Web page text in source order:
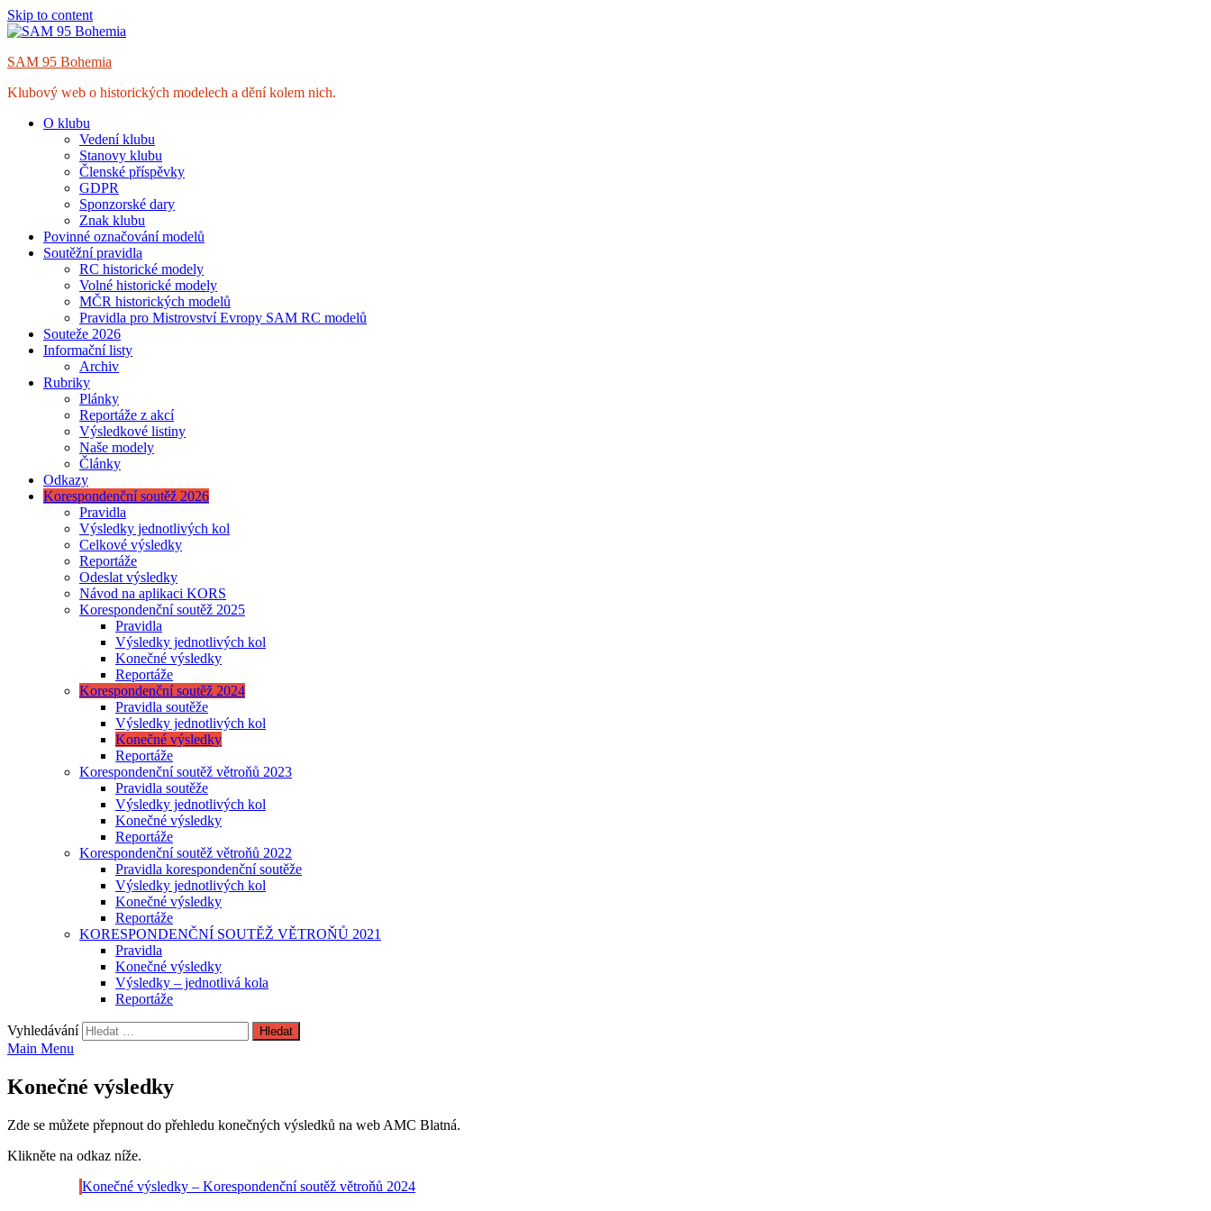
Skip to content
SAM 95 Bohemia
Klubový web o historických modelech a dění kolem nich.
O klubu
Vedení klubu
Stanovy klubu
Členské příspěvky
GDPR
Sponzorské dary
Znak klubu
Povinné označování modelů
Soutěžní pravidla
RC historické modely
Volné historické modely
MČR historických modelů
Pravidla pro Mistrovství Evropy SAM RC modelů
Souteže 2026
Informační listy
Archiv
Rubriky
Plánky
Reportáže z akcí
Výsledkové listiny
Naše modely
Články
Odkazy
Korespondenční soutěž 2026
Pravidla
Výsledky jednotlivých kol
Celkové výsledky
Reportáže
Odeslat výsledky
Návod na aplikaci KORS
Korespondenční soutěž 2025
Pravidla
Výsledky jednotlivých kol
Konečné výsledky
Reportáže
Korespondenční soutěž 2024
Pravidla soutěže
Výsledky jednotlivých kol
Konečné výsledky
Reportáže
Korespondenční soutěž větroňů 2023
Pravidla soutěže
Výsledky jednotlivých kol
Konečné výsledky
Reportáže
Korespondenční soutěž větroňů 2022
Pravidla korespondenční soutěže
Výsledky jednotlivých kol
Konečné výsledky
Reportáže
KORESPONDENČNÍ SOUTĚŽ VĚTROŇŮ 2021
Pravidla
Konečné výsledky
Výsledky – jednotlivá kola
Reportáže
Vyhledávání
Main Menu
Konečné výsledky
Zde se můžete přepnout do přehledu konečných výsledků na web AMC Blatná.
Klikněte na odkaz níže.
Konečné výsledky – Korespondenční soutěž větroňů 2024